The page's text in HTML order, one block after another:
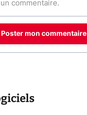
Poster mon commentaire